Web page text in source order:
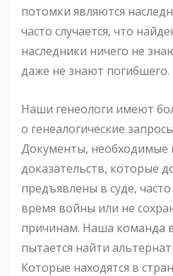
потомки являются
часто случается, что
наследники ничего не
даже не знают погибшего.
Наши генеологи имеют
о генеалогические
Документы, необходимые
доказательств, которые
предъявлены в суде,
время войны или не
причинам. Наша команда в
пытается найти
Которые находятся в